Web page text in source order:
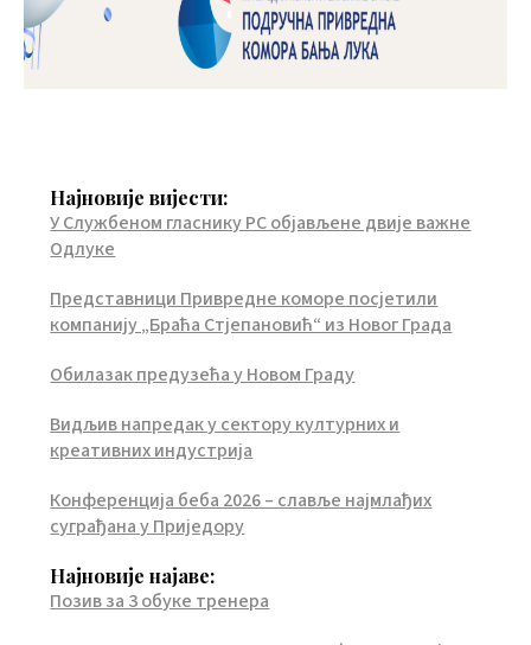
Најновије вијести:
У Службеном гласнику РС објављене двије важне
Одлуке
Представници Привредне коморе посјетили
компанију „Браћа Стјепановић“ из Новог Града
Обилазак предузећа у Новом Граду
Видљив напредак у сектору културних и
креативних индустрија
Конференција беба 2026 – славље најмлађих
суграђана у Приједору
Најновије најаве:
Позив за 3 обуке тренера